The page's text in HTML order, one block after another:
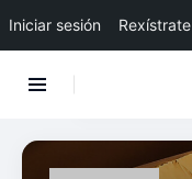
Iniciar sesión Rexístrate